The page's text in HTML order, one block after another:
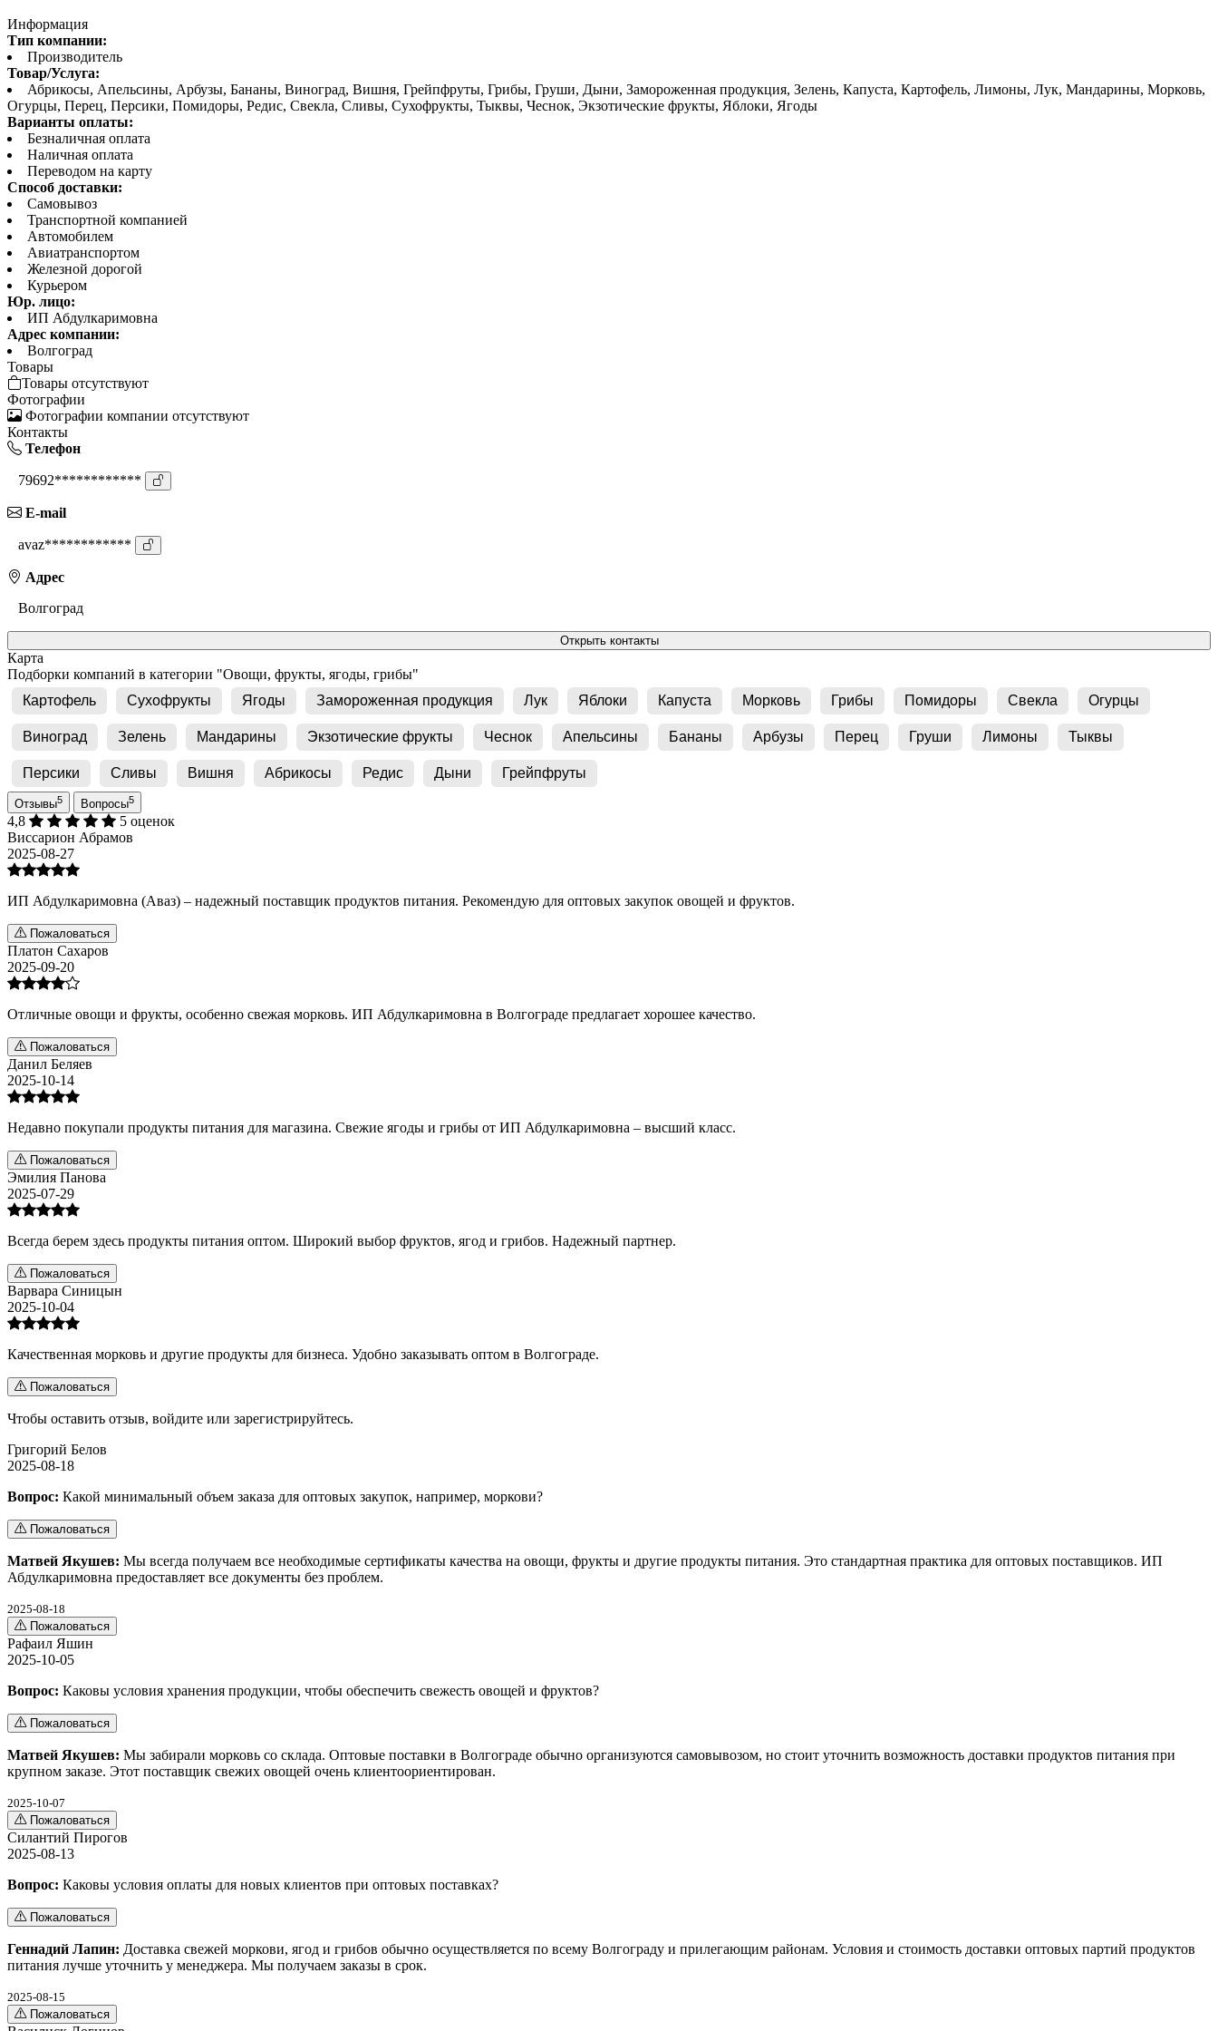
Информация
Тип компании:
Производитель
Товар/Услуга:
Абрикосы, Апельсины, Арбузы, Бананы, Виноград, Вишня, Грейпфруты, Грибы, Груши, Дыни, Замороженная продукция, Зелень, Капуста, Картофель, Лимоны, Лук, Мандарины, Морковь,
Огурцы, Перец, Персики, Помидоры, Редис, Свекла, Сливы, Сухофрукты, Тыквы, Чеснок, Экзотические фрукты, Яблоки, Ягоды
Варианты оплаты:
Безналичная оплата
Наличная оплата
Переводом на карту
Способ доставки:
Самовывоз
Транспортной компанией
Автомобилем
Авиатранспортом
Железной дорогой
Курьером
Юр. лицо:
ИП Абдулкаримовна
Адрес компании:
Волгоград
Товары
Товары отсутствуют
Фотографии
Фотографии компании отсутствуют
Контакты
Телефон
79692************
E-mail
avaz************
Адрес
Волгоград
Открыть контакты
Карта
Подборки компаний в категории "Овощи, фрукты, ягоды, грибы"
Картофель
Сухофрукты Ягоды Замороженная продукция Лук Яблоки Капуста Морковь Грибы Помидоры Свекла Огурцы
Виноград Зелень Мандарины Экзотические фрукты Чеснок Апельсины Бананы Арбузы Перец Груши Лимоны Тыквы
Персики Сливы Вишня Абрикосы Редис Дыни Грейпфруты
Отзывы5 Вопросы5
4,8
5 оценок
Виссарион Абрамов
2025-08-27
ИП Абдулкаримовна (Аваз) – надежный поставщик продуктов питания. Рекомендую для оптовых закупок овощей и фруктов.
Пожаловаться
Платон Сахаров
2025-09-20
Отличные овощи и фрукты, особенно свежая морковь. ИП Абдулкаримовна в Волгограде предлагает хорошее качество.
Пожаловаться
Данил Беляев
2025-10-14
Недавно покупали продукты питания для магазина. Свежие ягоды и грибы от ИП Абдулкаримовна – высший класс.
Пожаловаться
Эмилия Панова
2025-07-29
Всегда берем здесь продукты питания оптом. Широкий выбор фруктов, ягод и грибов. Надежный партнер.
Пожаловаться
Варвара Синицын
2025-10-04
Качественная морковь и другие продукты для бизнеса. Удобно заказывать оптом в Волгограде.
Пожаловаться
Чтобы оставить отзыв, войдите или зарегистрируйтесь.
Григорий Белов
2025-08-18
Вопрос: Какой минимальный объем заказа для оптовых закупок, например, моркови?
Пожаловаться
Матвей Якушев: Мы всегда получаем все необходимые сертификаты качества на овощи, фрукты и другие продукты питания. Это стандартная практика для оптовых поставщиков. ИП
Абдулкаримовна предоставляет все документы без проблем.
2025-08-18
Пожаловаться
Рафаил Яшин
2025-10-05
Вопрос: Каковы условия хранения продукции, чтобы обеспечить свежесть овощей и фруктов?
Пожаловаться
Матвей Якушев: Мы забирали морковь со склада. Оптовые поставки в Волгограде обычно организуются самовывозом, но стоит уточнить возможность доставки продуктов питания при
крупном заказе. Этот поставщик свежих овощей очень клиентоориентирован.
2025-10-07
Пожаловаться
Силантий Пирогов
2025-08-13
Вопрос: Каковы условия оплаты для новых клиентов при оптовых поставках?
Пожаловаться
Геннадий Лапин: Доставка свежей моркови, ягод и грибов обычно осуществляется по всему Волгограду и прилегающим районам. Условия и стоимость доставки оптовых партий продуктов
питания лучше уточнить у менеджера. Мы получаем заказы в срок.
2025-08-15
Пожаловаться